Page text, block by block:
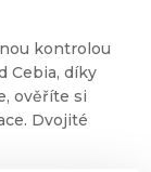
kontrolou
Cebia, díky
ověříte si
Dvojité